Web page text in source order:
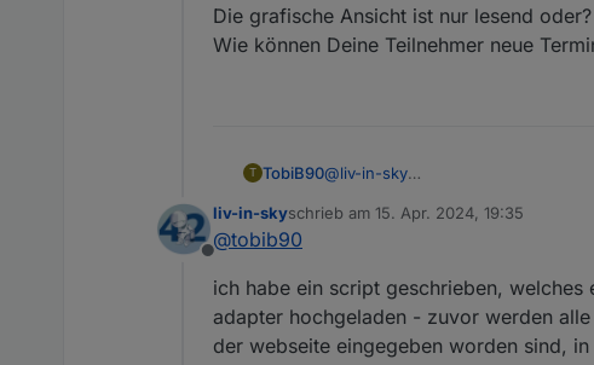
Moin, schickes Teil!
Die grafische Ansicht ist nur lesend oder?
Wie können Deine Teilnehmer neue
T TobiB90@liv-in-sky
Die grafische Ansicht ist nur lesend
Offline
liv-in-skyschrieb am 15. Apr. 2024, 19:35
zuletzt editiert von
@tobib90
ich habe ein script geschrieben,
adapter hochgeladen - zuvor werden
der webseite eingegeben worden sind,